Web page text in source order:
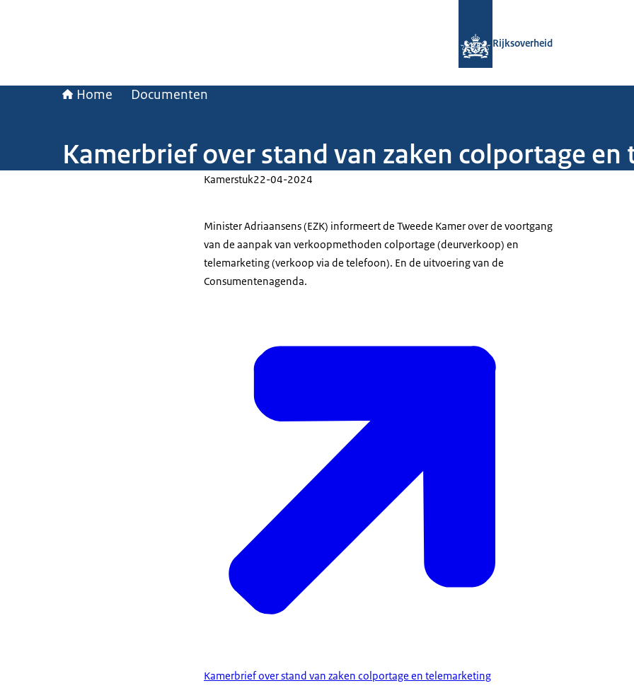
Rijksoverheid
Home Documenten
Kamerbrief over stand van zaken colportage
Kamerstuk22-04-2024
Minister Adriaansens (EZK) informeert de Tweede Kamer over de voortgang
van de aanpak van verkoopmethoden colportage (deurverkoop) en
telemarketing (verkoop via de telefoon). En de uitvoering van de
Consumentenagenda.
Kamerbrief over stand van zaken colportage en telemarketing